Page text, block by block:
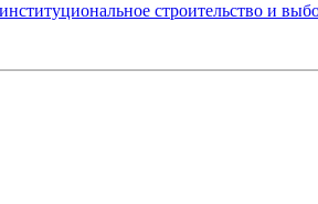
строительство и